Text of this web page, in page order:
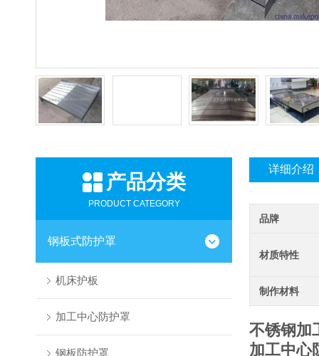
产品分类
PRODUCT CATEGORY
钢板式防护罩
机床护板
加工中心防护罩
钢板防护罩
详细介绍
品牌
材质特性
制作材料
不锈钢加
加工中心